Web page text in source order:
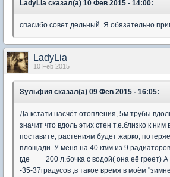
LadyLia сказал(а) 10 Фев 2015 - 14:00:
спасибо совет дельный. Я обязательно
LadyLia
10 Feb 2015
Зульфия сказал(а) 09 Фев 2015 - 16:05:
Да кстати насчёт отопления, 5м трубы
значит что вдоль этих стен т.е.близко к ним
поставите, растениям будет жарко,
площади. У меня на 40 кв/м из 9
где 200 л.бочка с водой( она её греет) А
-35-37градусов ,в такое время в моём